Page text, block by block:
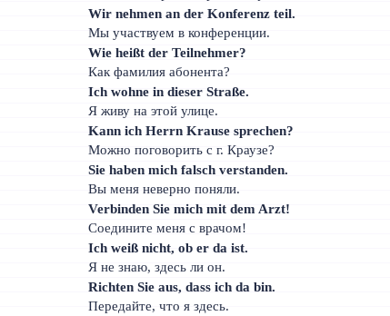
Wir nehmen an der Konferenz teil.
Мы участвуем в конференции.
Wie heißt der Teilnehmer?
Как фамилия абонента?
Ich wohne in dieser Straße.
Я живу на этой улице.
Kann ich Herrn Krause sprechen?
Можно поговорить с г. Краузе?
Sie haben mich falsch verstanden.
Вы меня неверно поняли.
Verbinden Sie mich mit dem Arzt!
Соедините меня с врачом!
Ich weiß nicht, ob er da ist.
Я не знаю, здесь ли он.
Richten Sie aus, dass ich da bin.
Передайте, что я здесь.